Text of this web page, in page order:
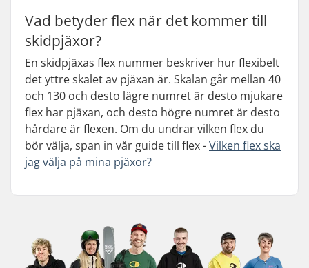
Vad betyder flex när det kommer till
skidpjäxor?
En skidpjäxas flex nummer beskriver hur flexibelt
det yttre skalet av pjäxan är. Skalan går mellan 40
och 130 och desto lägre numret är desto mjukare
flex har pjäxan, och desto högre numret är desto
hårdare är flexen. Om du undrar vilken flex du
bör välja, span in vår guide till flex -Vilken flex ska
jag välja på mina pjäxor?